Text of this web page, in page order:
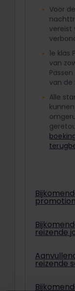
Voor
vereist
1e klas
van
van de
Alle
reizende
Om
te
van je
reizende
Om